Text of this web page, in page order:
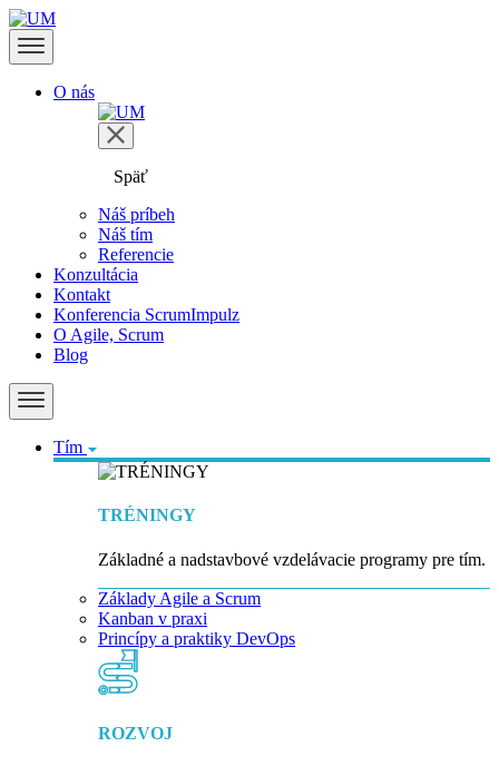
O nás
Späť
Náš príbeh
Náš tím
Referencie
Konzultácia
Kontakt
Konferencia ScrumImpulz
O Agile, Scrum
Blog
Tím
TRÉNINGY
Základné a nadstavbové vzdelávacie programy pre tím.
Základy Agile a Scrum
Kanban v praxi
Princípy a praktiky DevOps
ROZVOJ